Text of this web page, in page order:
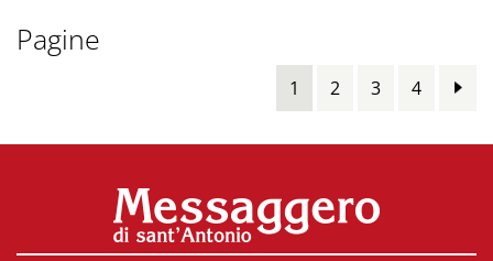
Pagine
1 2 3 4